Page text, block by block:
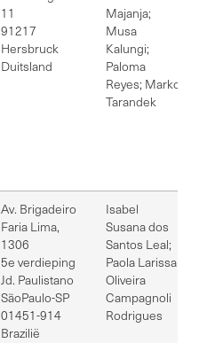
11
91217
Hersbruck
Duitsland
Majanja;
Musa
Kalungi;
Paloma
Reyes; Marko
Tarandek
Av. Brigadeiro
Faria Lima,
1306
5e verdieping
Jd. Paulistano
SãoPaulo-SP
01451-914
Brazilië
Isabel
Susana dos
Santos Leal;
Paola Larissa
Oliveira
Campagnoli
Rodrigues